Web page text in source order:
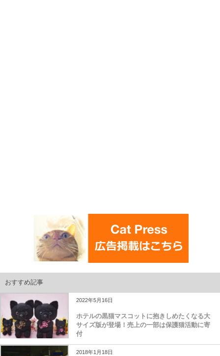
おすすめ記事
2022年5月16日
ホテルの黒猫マスコットに抱きしめたくなる大
サイズ版が登場！売上の一部は保護猫活動に寄
付
2018年1月18日